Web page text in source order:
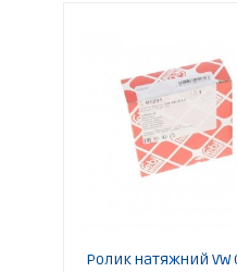
Ролик натяжний VW